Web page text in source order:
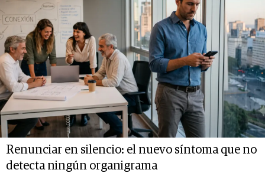
Renunciar en silencio: el nuevo síntoma que no
detecta ningún organigrama